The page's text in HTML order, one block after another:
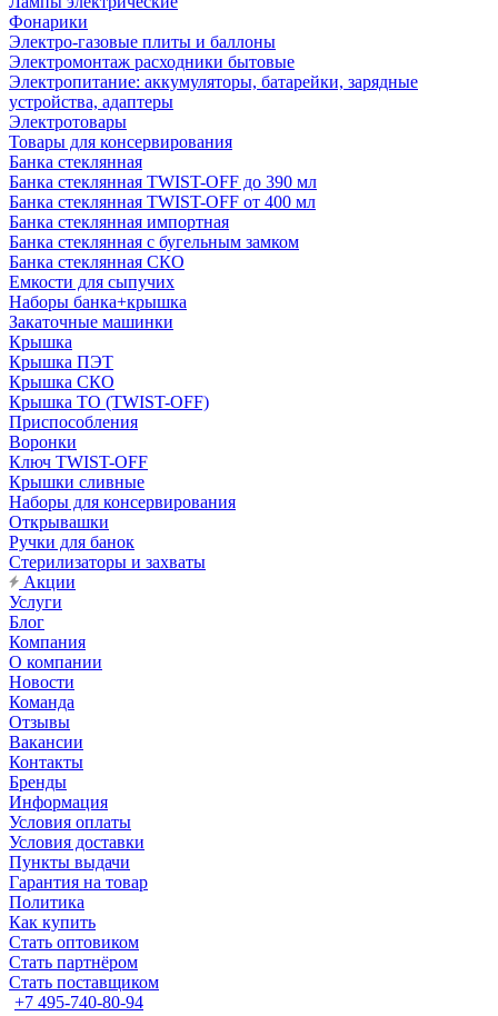
Фонарики
Электро-газовые плиты и баллоны
Электромонтаж расходники бытовые
Электропитание: аккумуляторы, батарейки, зарядные
устройства, адаптеры
Электротовары
Товары для консервирования
Банка стеклянная
Банка стеклянная TWIST-OFF до 390 мл
Банка стеклянная TWIST-OFF от 400 мл
Банка стеклянная импортная
Банка стеклянная с бугельным замком
Банка стеклянная СКО
Емкости для сыпучих
Наборы банка+крышка
Закаточные машинки
Крышка
Крышка ПЭТ
Крышка СКО
Крышка ТО (TWIST-OFF)
Приспособления
Воронки
Ключ TWIST-OFF
Крышки сливные
Наборы для консервирования
Открывашки
Ручки для банок
Стерилизаторы и захваты
Акции
Услуги
Блог
Компания
О компании
Новости
Команда
Отзывы
Вакансии
Контакты
Бренды
Информация
Условия оплаты
Условия доставки
Пункты выдачи
Гарантия на товар
Политика
Как купить
Стать оптовиком
Стать партнёром
Стать поставщиком
+7 495-740-80-94